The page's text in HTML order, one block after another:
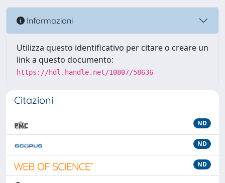
Informazioni
Utilizza questo identificativo per citare o creare un
link a questo documento:
https://hdl.handle.net/10807/58636
Citazioni
ND
ND
ND